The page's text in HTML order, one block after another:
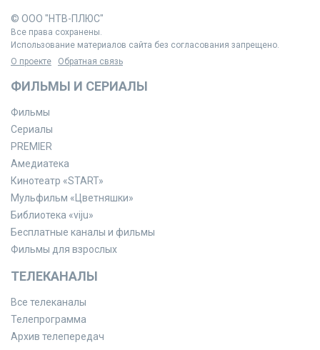
© ООО "НТВ-ПЛЮС"
Все права сохранены.
Использование материалов сайта без согласования запрещено.
О проекте
Обратная связь
ФИЛЬМЫ И СЕРИАЛЫ
Фильмы
Сериалы
PREMIER
Амедиатека
Кинотеатр «START»
Мульфильм «Цветняшки»
Библиотека «viju»
Бесплатные каналы и фильмы
Фильмы для взрослых
ТЕЛЕКАНАЛЫ
Все телеканалы
Телепрограмма
Архив телепередач